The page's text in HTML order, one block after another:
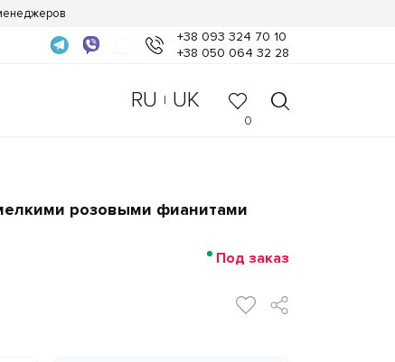
+38 093 324 70 10
+38 050 064 32 28
RU | UK
0
розовыми фианитами
Под заказ